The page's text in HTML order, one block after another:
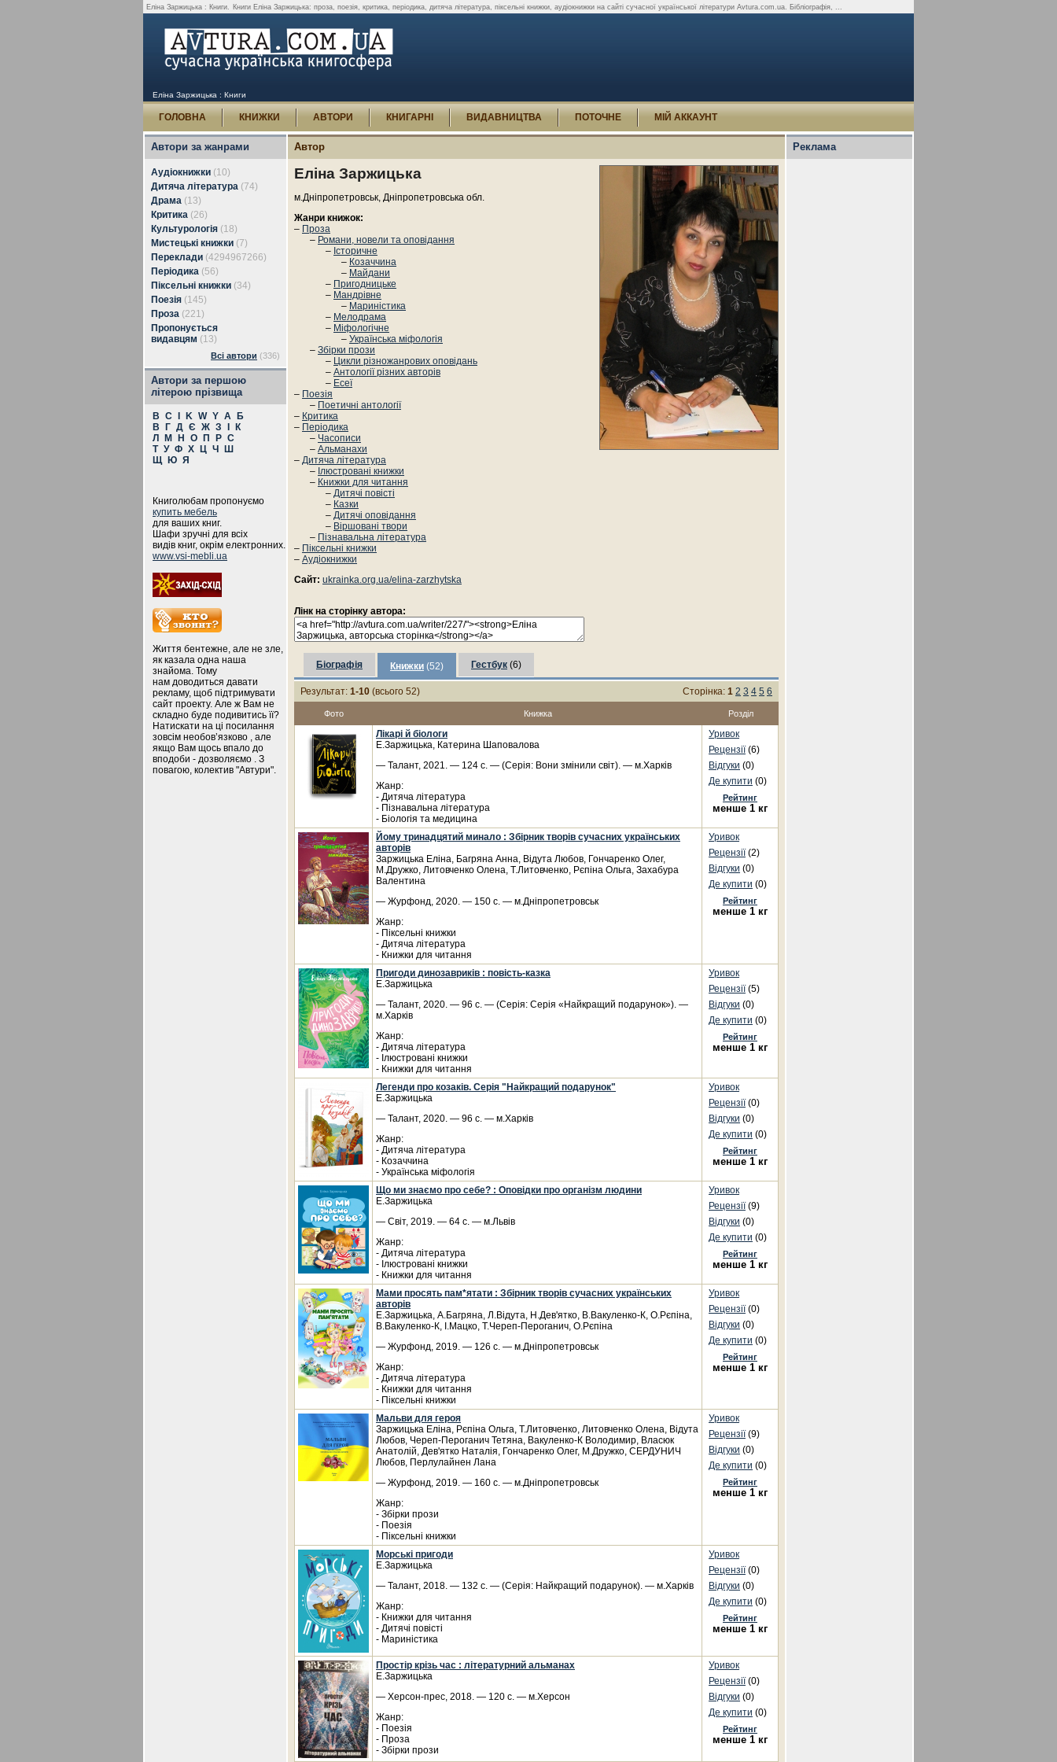
Еліна Заржицька : Книги. Книги Еліна Заржицька: проза, поезія, критика, періодика, дитяча література, піксельні книжки, аудіокнижки на сайті сучасної української літератури Avtura.com.ua. Бібліографія, ...
Еліна Заржицька : Книги
ГОЛОВНА КНИЖКИ АВТОРИ КНИГАРНІ ВИДАВНИЦТВА ПОТОЧНЕ МІЙ АККАУНТ
Автори за жанрами
Аудіокнижки (10)
Дитяча література (74)
Драма (13)
Критика (26)
Культурологія (18)
Мистецькі книжки (7)
Переклади (4294967266)
Періодика (56)
Піксельні книжки (34)
Поезія (145)
Проза (221)
Пропонується
видавцям (13)
Всі автори (336)
Автори за першою
літерою прізвища
B C K W Y А
Б
В
Г Д Є Ж З
К
Л
М Н О П Р С
Т У Ф Х Ц Ч
Ш
Щ
Ю Я
Книголюбам пропонуємо
купить мебель
для ваших книг.
Шафи зручні для всіх
видів книг, окрім електронних.
www.vsi-mebli.ua
Життя бентежне, але не зле,
як казала одна наша
знайома. Тому
нам доводиться давати
рекламу, щоб підтримувати
сайт проекту. Але ж Вам не
складно буде подивитись її?
Натискати на ці посилання
зовсім необов’язково , але
якщо Вам щось впало до
вподоби - дозволяємо . З
повагою, колектив "Автури".
Автор
Еліна Заржицька
м.Дніпропетровськ, Дніпропетровська обл.
Жанри книжок:
– Проза
– Романи, новели та оповідання
– Історичне
– Козаччина
– Майдани
– Пригодницьке
– Мандрівне
– Мариністика
– Мелодрама
– Міфологічне
– Українська міфологія
– Збірки прози
– Цикли різножанрових оповідань
– Антології різних авторів
– Есеї
– Поезія
– Поетичні антології
– Критика
– Періодика
– Часописи
– Альманахи
– Дитяча література
– Ілюстровані книжки
– Книжки для читання
– Дитячі повісті
– Казки
– Дитячі оповідання
– Віршовані твори
– Пізнавальна література
– Піксельні книжки
– Аудіокнижки
Сайт: ukrainka.org.ua/elina-zarzhytska
Лінк на сторінку автора:
Біографія Книжки (52) Гестбук (6)
Результат: 1-10 (всього 52) Сторінка: 1 2 3 4 5 6
Фото Книжка Розділ
Лікарі й біологи
Е.Заржицька, Катерина Шаповалова
— Талант, 2021. — 124 с. — (Серія: Вони змінили світ). — м.Харків
Жанр:
- Дитяча література
- Пізнавальна література
- Біологія та медицина
Уривок
Рецензії(6)
Відгуки (0)
Де купити (0)
Рейтинг
менше 1 кг
Йому тринадцятий минало : Збірник творів сучасних українських
авторів
Заржицька Еліна, Багряна Анна, Відута Любов, Гончаренко Олег,
М.Дружко, Литовченко Олена, Т.Литовченко, Рєпіна Ольга, Захабура
Валентина
— Журфонд, 2020. — 150 с. — м.Дніпропетровськ
Жанр:
- Піксельні книжки
- Дитяча література
- Книжки для читання
Уривок
Рецензії(2)
Відгуки (0)
Де купити (0)
Рейтинг
менше 1 кг
Пригоди динозавриків : повість-казка
Е.Заржицька
— Талант, 2020. — 96 с. — (Серія: Серія «Найкращий подарунок»). —
м.Харків
Жанр:
- Дитяча література
- Ілюстровані книжки
- Книжки для читання
Уривок
Рецензії(5)
Відгуки (0)
Де купити (0)
Рейтинг
менше 1 кг
Легенди про козаків. Серія "Найкращий подарунок"
Е.Заржицька
— Талант, 2020. — 96 с. — м.Харків
Жанр:
- Дитяча література
- Козаччина
- Українська міфологія
Уривок
Рецензії(0)
Відгуки (0)
Де купити (0)
Рейтинг
менше 1 кг
Що ми знаємо про себе? : Оповідки про організм людини
Е.Заржицька
— Світ, 2019. — 64 с. — м.Львів
Жанр:
- Дитяча література
- Ілюстровані книжки
- Книжки для читання
Уривок
Рецензії(9)
Відгуки (0)
Де купити (0)
Рейтинг
менше 1 кг
Мами просять пам*ятати : Збірник творів сучасних українських
авторів
Е.Заржицька, А.Багряна, Л.Відута, Н.Дев'ятко, В.Вакуленко-К, О.Рєпіна,
В.Вакуленко-К, І.Мацко, Т.Череп-Пероганич, О.Рєпіна
— Журфонд, 2019. — 126 с. — м.Дніпропетровськ
Жанр:
- Дитяча література
- Книжки для читання
- Піксельні книжки
Уривок
Рецензії(0)
Відгуки (0)
Де купити (0)
Рейтинг
менше 1 кг
Мальви для героя
Заржицька Еліна, Рєпіна Ольга, Т.Литовченко, Литовченко Олена, Відута
Любов, Череп-Пероганич Тетяна, Вакуленко-К Володимир, Власюк
Анатолій, Дев'ятко Наталія, Гончаренко Олег, М.Дружко, СЕРДУНИЧ
Любов, Перлулайнен Лана
— Журфонд, 2019. — 160 с. — м.Дніпропетровськ
Жанр:
- Збірки прози
- Поезія
- Піксельні книжки
Уривок
Рецензії(9)
Відгуки (0)
Де купити (0)
Рейтинг
менше 1 кг
Морські пригоди
Е.Заржицька
— Талант, 2018. — 132 с. — (Серія: Найкращий подарунок). — м.Харків
Жанр:
- Книжки для читання
- Дитячі повісті
- Мариністика
Уривок
Рецензії(0)
Відгуки (0)
Де купити (0)
Рейтинг
менше 1 кг
Простір крізь час : літературний альманах
Е.Заржицька
— Херсон-прес, 2018. — 120 с. — м.Херсон
Жанр:
- Поезія
- Проза
- Збірки прози
Уривок
Рецензії(0)
Відгуки (0)
Де купити (0)
Рейтинг
менше 1 кг
Реклама